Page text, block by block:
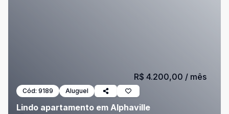
Cód: 9189 Aluguel
Lindo apartamento em Alphaville
R$ 4.200,00 / mês